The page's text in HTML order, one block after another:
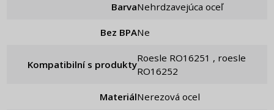
Barva Nehrdzavejúca oceľ
Bez BPA Ne
Kompatibilní s produkty
roesle RO16251 , roesle
RO16252
Materiál Nerezová ocel